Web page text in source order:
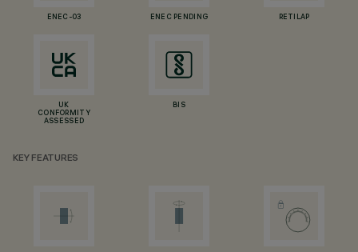
ENEC-03 ENEC PENDING RETILAP
UK
CONFORMITY
ASSESSED
BIS
KEY FEATURES